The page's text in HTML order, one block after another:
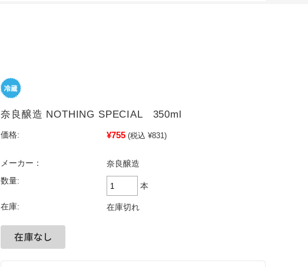
奈良醸造 NOTHING SPECIAL 350ml
価格: ¥755 (税込 ¥831)
メーカー：
奈良醸造
数量:
本
在庫: 在庫切れ